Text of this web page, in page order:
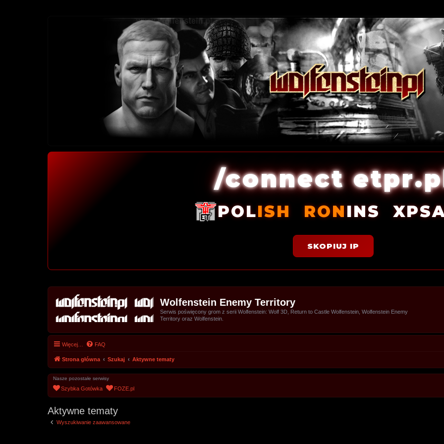
/connect
POLISH RONINS
SKOPIUJ IP
Wolfenstein Enemy Territory
Serwis poświęcony grom z serii Wolfenstein: Wolf 3D, Return to Castle Wolfenstein, Wolfenstein Enemy
Territory oraz Wolfenstein.
Więcej… FAQ
Strona główna Szukaj Aktywne tematy
Nasze pozostałe serwisy
Szybka Gotówka FOZE.pl
Aktywne tematy
Wyszukiwanie zaawansowane